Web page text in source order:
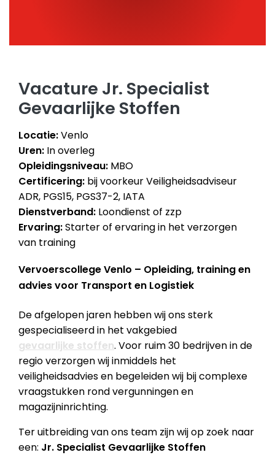
Vacature Jr. Specialist
Gevaarlijke Stoffen
Locatie:Venlo
Uren: In overleg
Opleidingsniveau: MBO
Certificering: bij voorkeur Veiligheidsadviseur
ADR, PGS15, PGS37-2, IATA
Dienstverband: Loondienst of zzp
Ervaring:Starter of ervaring in het verzorgen
van training
Vervoerscollege Venlo – Opleiding, training en
advies voor Transport en Logistiek
De afgelopen jaren hebben wij ons sterk
gespecialiseerd in het vakgebied
gevaarlijke stoffen. Voor ruim 30 bedrijven in de
regio verzorgen wij inmiddels het
veiligheidsadvies en begeleiden wij bij complexe
vraagstukken rond vergunningen en
magazijninrichting.
Ter uitbreiding van ons team zijn wij op zoek naar
een: Jr. Specialist Gevaarlijke Stoffen